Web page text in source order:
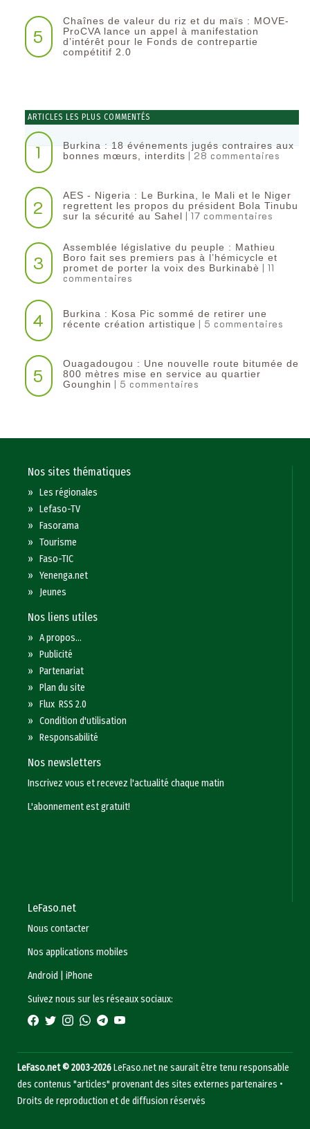
5
Chaînes de valeur du riz et du maïs : MOVE-
ProCVA lance un appel à manifestation
d’intérêt pour le Fonds de contrepartie
compétitif 2.0
ARTICLES LES PLUS COMMENTÉS
1
Burkina : 18 événements jugés contraires aux
bonnes mœurs, interdits | 28 commentaires
2
AES - Nigeria : Le Burkina, le Mali et le Niger
regrettent les propos du président Bola Tinubu
sur la sécurité au Sahel | 17 commentaires
3
Assemblée législative du peuple : Mathieu
Boro fait ses premiers pas à l’hémicycle et
promet de porter la voix des Burkinabè | 11
commentaires
4
Burkina : Kosa Pic sommé de retirer une
récente création artistique | 5 commentaires
5
Ouagadougou : Une nouvelle route bitumée de
800 mètres mise en service au quartier
Gounghin | 5 commentaires
Nos sites thématiques
»Les régionales
»Lefaso-TV
»Fasorama
»Tourisme
»Faso-TIC
»Yenenga.net
» Jeunes
Nos liens utiles
»A propos...
»Publicité
»Partenariat
»Plan du site
»Flux RSS 2.0
»Condition d'utilisation
»Responsabilité
Nos newsletters
Inscrivez vous et recevez l'actualité chaque matin
L'abonnement est gratuit!
LeFaso.net
Nous contacter
Nos applications mobiles
Android
|iPhone
Suivez nous sur les réseaux sociaux:
LeFaso.net © 2003-2026LeFaso.net ne saurait être tenu responsable
des contenus "articles" provenant des sites externes partenaires •
Droits de reproduction et de diffusion réservés